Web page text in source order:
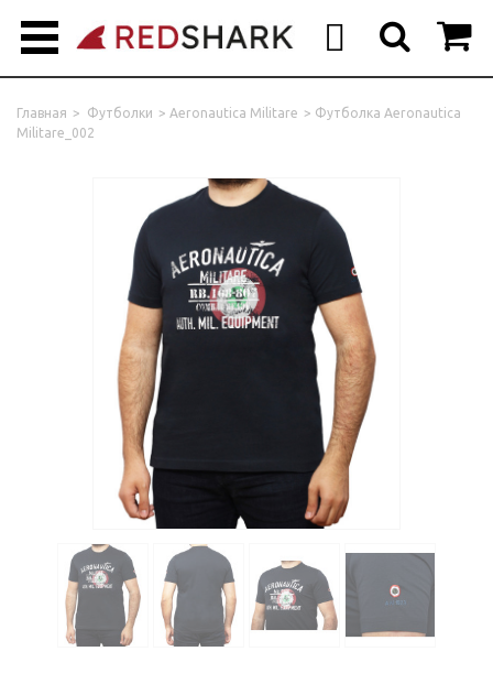
Главная > Футболки > Aeronautica Militare > Футболка Aeronautica
Militare_002
 